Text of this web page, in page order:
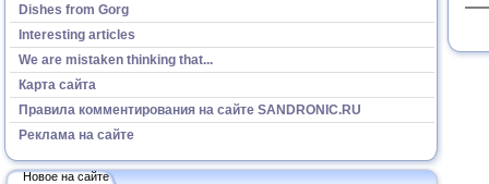
Dishes from Gorg
Interesting articles
We are mistaken thinking that...
Карта сайта
Правила комментирования на сайте SANDRONIC.RU
Реклама на сайте
Новое на сайте